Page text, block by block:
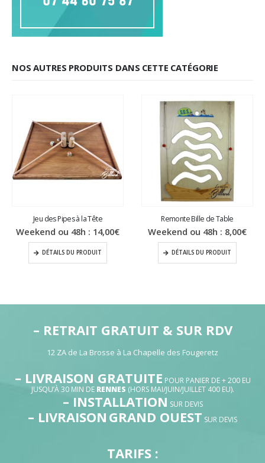
NOS AUTRES PRODUITS DANS CETTE CATÉGORIE
Jeu des Pipes à la Tête
Weekend ou 48h : 14,00€
DÉTAILS DU PRODUIT
Remonte Bille de Table
Weekend ou 48h : 8,00€
DÉTAILS DU PRODUIT
– RETRAIT GRATUIT & SUR RDV
12 ZA de La Brosse à La Chapelle des Fougeretz
– LIVRAISON GRATUITE POUR PANIER DE + 200 EU
JUSQU’À 30 MIN DE RENNES (HORS MAI/JUIN/JUILLET 400 EU).
– INSTALLATION SUR DEVIS
– LIVRAISON GRAND OUEST SUR DEVIS
TARIFS :